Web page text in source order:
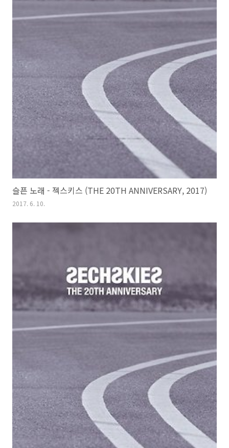
슬픈 노래 - 젝스키스 (THE 20TH ANNIVERSARY, 2017)
2017. 6. 10.